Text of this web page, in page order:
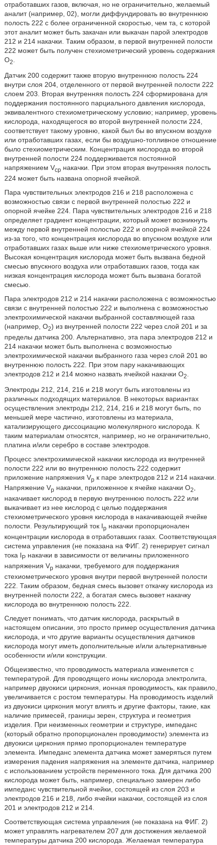
отработавших газов, включая, но не ограничительно, желаемый
аналит (например, 02), могли диффундировать во внутреннюю
полость 222 с более ограниченной скоростью, чем та, с которой
этот аналит может быть закачан или выкачан парой электродов
212 и 214 накачки. Таким образом, в первой внутренней полости
222 может быть получен стехиометрический уровень содержания
О2.
Датчик 200 содержит также вторую внутреннюю полость 224
внутри слоя 204, отделенного от первой внутренней полости 222
слоем 203. Вторая внутренняя полость 224 сформирована для
поддержания постоянного парциального давления кислорода,
эквивалентного стехиометрическому условию; например, уровень
кислорода, находящегося во второй внутренней полости 224,
соответствует такому уровню, какой был бы во впускном воздухе
или отработавших газах, если бы воздушно-топливное отношение
было стехиометрическим. Концентрация кислорода во второй
внутренней полости 224 поддерживается постоянной
напряжением Vcp накачки. При этом вторая внутренняя полость
224 может быть названа опорной ячейкой.
Пара чувствительных электродов 216 и 218 расположена с
возможностью связи с первой внутренней полостью 222 и
опорной ячейке 224. Пара чувствительных электродов 216 и 218
определяет градиент концентрации, который может возникнуть
между первой внутренней полостью 222 и опорной ячейкой 224
из-за того, что концентрация кислорода во впускном воздухе или
отработавших газах выше или ниже стехиометрического уровня.
Высокая концентрация кислорода может быть вызвана бедной
смесью впускного воздуха или отработавших газов, тогда как
низкая концентрация кислорода может быть вызвана богатой
смесью.
Пара электродов 212 и 214 накачки расположена с возможностью
связи с внутренней полостью 222 и выполнена с возможностью
электрохимической накачки выбранной составляющей газа
(например, О2) из внутренней полости 222 через слой 201 и за
пределы датчика 200. Альтернативно, эта пара электродов 212 и
214 накачки может быть выполнена с возможностью
электрохимической накачки выбранного газа через слой 201 во
внутреннюю полость 222. При этом пару накачивающих
электродов 212 и 214 можно назвать ячейкой накачки О2
Электроды 212, 214, 216 и 218 могут быть изготовлены из
различных подходящих материалов. В некоторых вариантах
осуществления электроды 212, 214, 216 и 218 могут быть, по
меньшей мере частично, изготовлены из материала,
катализирующего диссоциацию молекулярного кислорода. К
таким материалам относятся, например, но не ограничительно,
платина и/или серебро в составе электродов.
Процесс электрохимической накачки кислорода из внутренней
полости 222 или во внутреннюю полость 222 содержит
приложение напряжения Vp к паре электродов 212 и 214 накачки.
Напряжение Vp накачки, приложенное к ячейке накачки О2,
накачивает кислород в первую внутреннюю полость 222 или
выкачивает из нее кислород с целью поддержания
стехиометрического уровня кислорода в накачивающей ячейке
полости. Результирующий ток Ip накачки пропорционален
концентрации кислорода в отработавших газах. Соответствующая
система управления (не показана на ФИГ. 2) генерирует сигнал
тока IPнакачки в зависимости от величины приложенного
напряжения Vp накачки, требуемого для поддержания
стехиометрического уровня внутри первой внутренней полости
222. Таким образом, бедная смесь вызовет откачку кислорода из
внутренней полости 222, а богатая смесь вызовет накачку
кислорода во внутреннюю полость 222.
Следует понимать, что датчик кислорода, раскрытый в
настоящем описании, это просто пример осуществления датчика
кислорода, и что другие варианты осуществления датчиков
кислорода могут иметь дополнительные и/или альтернативные
особенности и/или конструкции.
Общеизвестно, что проводимость материала изменяется с
температурой. Для проводящего ионы кислорода электролита,
например двуокиси циркония, ионная проводимость, как правило,
увеличивается с ростом температуры. На проводимость изделий
из двуокиси циркония могут влиять и другие факторы, такие, как
наличие примесей, границы зерен, структура и геометрия
изделия. При неизменных геометрии и структуре, импеданс
(который обратно пропорционален проводимости) элемента из
двуокиси циркония прямо пропорционален температуре
элемента. Импеданс элемента датчика может замеряться путем
измерения падения напряжения на элементе датчика, например
с использованием устройств переменного тока. Для датчика 200
кислорода может быть, например, специально замерен либо
импеданс чувствительной ячейки, состоящей из слоя 203 и
электродов 216 и 218, либо ячейки накачки, состоящей из слоя
201 и электродов 212 и 214.
Соответствующая система управления (не показана на ФИГ. 2)
может управлять нагревателем 207 для достижения желаемой
температуры датчика 200 кислорода. Желаемая температура